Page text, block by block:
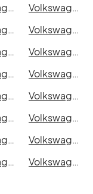
Volkswagen Amarok DoubleCab 2.8t i Halmstad
Volkswagen Amarok DoubleCab 2.8t i Växjö
Volkswagen Amarok DoubleCab 2.8t i Karlskrona
Volkswagen Amarok DoubleCab 2.8t i Karlstad
Volkswagen Amarok DoubleCab 2.8t i Umeå
Volkswagen Amarok DoubleCab 2.8t i Varberg
Volkswagen Amarok DoubleCab 2.8t i Gävle
Volkswagen Amarok DoubleCab 2.8t i Luleå
Volkswagen Amarok DoubleCab 2.8t i Uddevalla
Volkswagen Amarok DoubleCab 2.8t i Västervik
Volkswagen Amarok DoubleCab 2.8t i Borlänge
Volkswagen Amarok DoubleCab 2.8t i Kiruna
Volkswagen Amarok DoubleCab 2.8t i Sigtuna
Volkswagen Amarok DoubleCab 2.8t i Skellefteå
Volkswagen Amarok DoubleCab 2.8t i Alingsås Volkswagen Amarok DoubleCab 2.8t i Båstad